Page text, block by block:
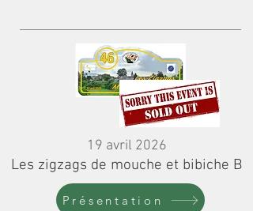
19 avril 2026
Les zigzags de mouche et bibiche B
Présentation